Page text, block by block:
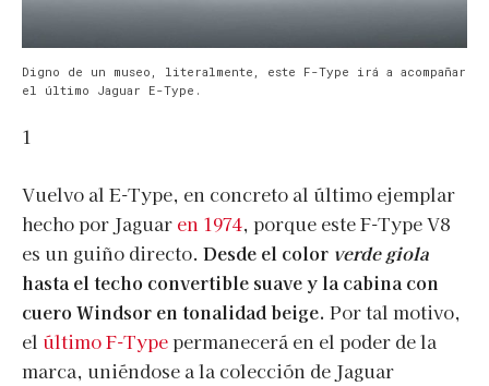
Digno de un museo, literalmente, este F-Type irá a acompañar
el último Jaguar E-Type.
1
Vuelvo al E-Type, en concreto al último ejemplar
hecho por Jaguar en 1974, porque este F-Type V8
es un guiño directo. Desde el color verde giola
hasta el techo convertible suave y la cabina con
cuero Windsor en tonalidad beige. Por tal motivo,
el último F-Typepermanecerá en el poder de la
marca, uniéndose a la colección de Jaguar